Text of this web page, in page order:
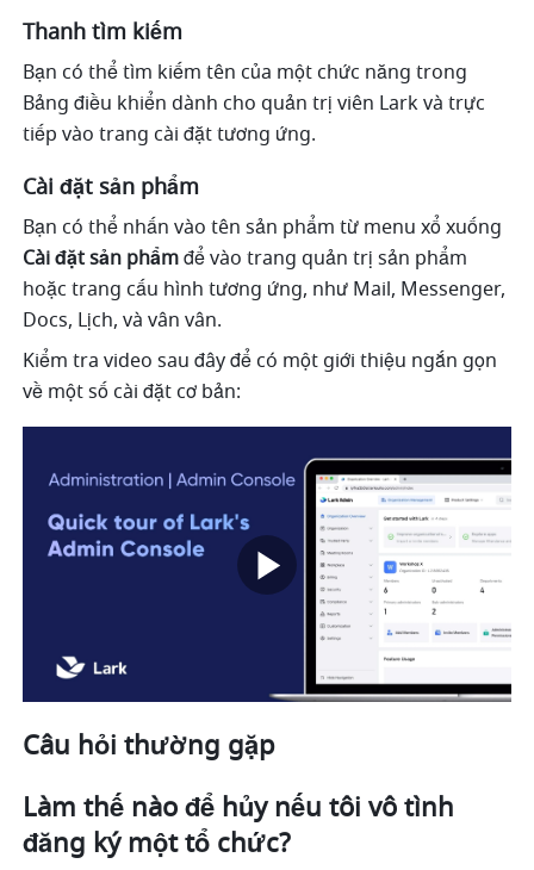
Thanh tìm kiếm
Bạn có thể tìm kiếm tên của một chức năng trong
Bảng điều khiển dành cho quản trị viên Lark và trực
tiếp vào trang cài đặt tương ứng.
Cài đặt sản phẩm
Cài đặt sản phẩm để vào trang quản trị sản phẩm
hoặc trang cấu hình tương ứng, như Mail, Messenger,
Docs, Lịch, và vân vân.
Kiểm tra video sau đây để có một giới thiệu ngắn gọn
về một số cài đặt cơ bản:
Câu hỏi thường gặp
Làm thế nào để hủy nếu tôi vô tình
đăng ký một tổ chức?